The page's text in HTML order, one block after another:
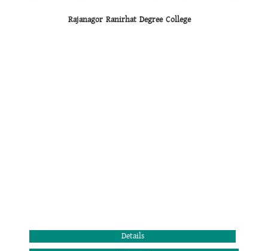
ক্ষেত্রে দ্বিতীয় স্থান অধিকার করে আসছে। এছাড়া কলেজের অভ্যন্তরীণ আইন-শৃঙ্খলা
Rajanagor Ranirhat Degree College
Details